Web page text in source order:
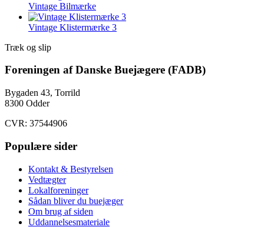
Vintage Bilmærke
Vintage Klistermærke 3
Træk og slip
Foreningen af Danske Buejægere (FADB)
Bygaden 43, Torrild
8300 Odder
CVR: 37544906
Populære sider
Kontakt & Bestyrelsen
Vedtægter
Lokalforeninger
Sådan bliver du buejæger
Om brug af siden
Uddannelsesmateriale